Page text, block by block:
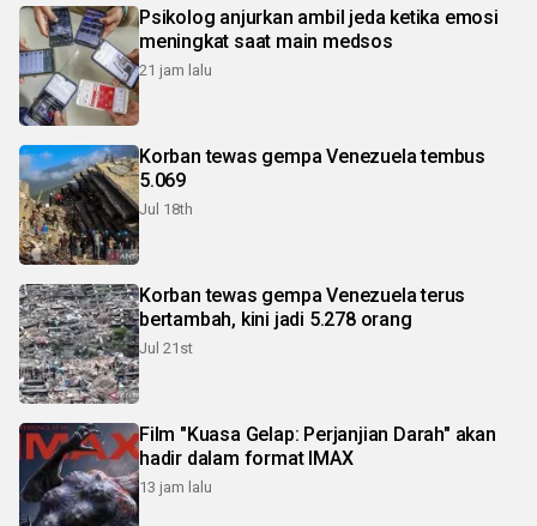
Psikolog anjurkan ambil jeda ketika emosi
meningkat saat main medsos
21 jam lalu
Korban tewas gempa Venezuela tembus
5.069
Jul 18th
Korban tewas gempa Venezuela terus
bertambah, kini jadi 5.278 orang
Jul 21st
Film "Kuasa Gelap: Perjanjian Darah" akan
hadir dalam format IMAX
13 jam lalu